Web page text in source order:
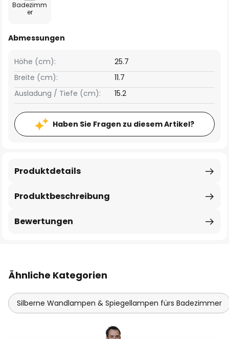
Badezimm
er
Abmessungen
Breite (cm): 11.7
Höhe (cm): 25.7
Ausladung / Tiefe (cm): 15.2
Haben Sie Fragen zu diesem Artikel?
Produktbeschreibung
Produktdetails
Bewertungen
Ähnliche Kategorien
Silberne Wandlampen & Spiegellampen fürs Badezimmer